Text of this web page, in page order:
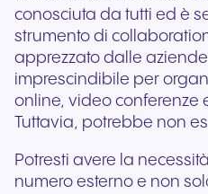
conosciuta da tutti ed è
strumento di
apprezzato dalle
imprescindibile per
online, video conferenze
Tuttavia, potrebbe non
Potresti avere la
numero esterno e non